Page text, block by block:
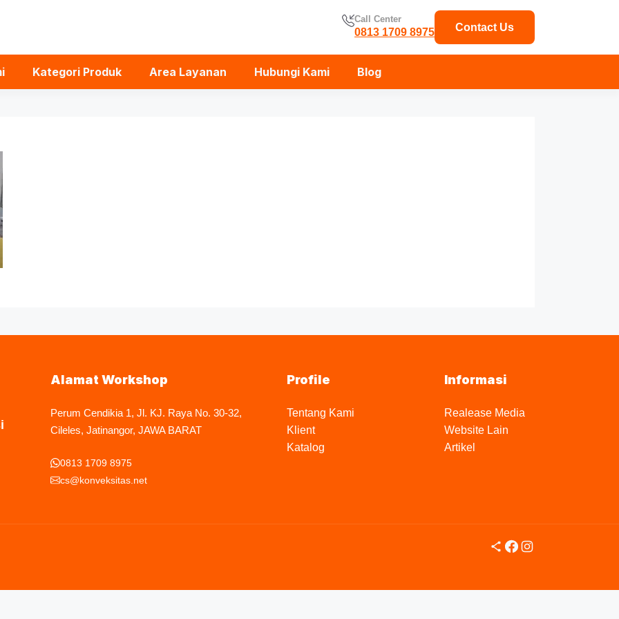
Call Center
0813 1709 8975 Contact Us
Kategori Produk Area Layanan Hubungi Kami Blog
Alamat Workshop
Perum Cendikia 1, Jl. KJ. Raya No. 30-32,
Cileles, Jatinangor, JAWA BARAT
0813 1709 8975
cs@konveksitas.net
Profile
Tentang Kami
Klient
Katalog
Informasi
Realease Media
Website Lain
Artikel
Share IconFacebook
Instagram